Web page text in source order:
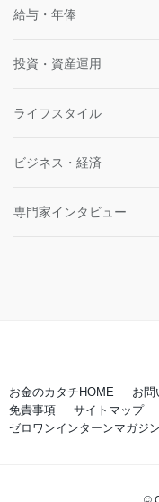
給与・年俸
投資・資産運用
ライフスタイル
ビジネス・経済
専門家インタビュー
お金のカタチHOME お問
免責事項
サイトマップ
ゼロワンインターンマガジン